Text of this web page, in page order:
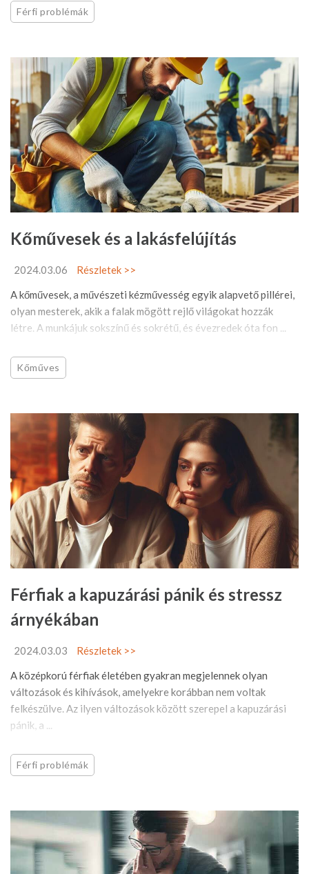
Férfi problémák
Kőművesek és a lakásfelújítás
2024.03.06
Részletek >>
A kőművesek, a művészeti kézművesség egyik alapvető pillérei,
olyan mesterek, akik a falak mögött rejlő világokat hozzák
létre. A munkájuk sokszínű és sokrétű, és évezredek óta fon ...
Kőműves
Férfiak a kapuzárási pánik és stressz
árnyékában
2024.03.03
Részletek >>
A középkorú férfiak életében gyakran megjelennek olyan
változások és kihívások, amelyekre korábban nem voltak
felkészülve. Az ilyen változások között szerepel a kapuzárási
pánik, a ...
Férfi problémák